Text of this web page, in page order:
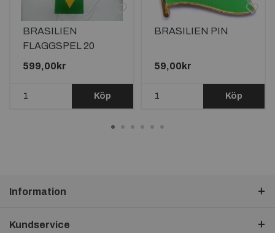
BRASILIEN
FLAGGSPEL 20
METER LÅNGT MED
599,00kr
Köp
BRASILIEN PIN
59,00kr
Köp
Information
Kundservice